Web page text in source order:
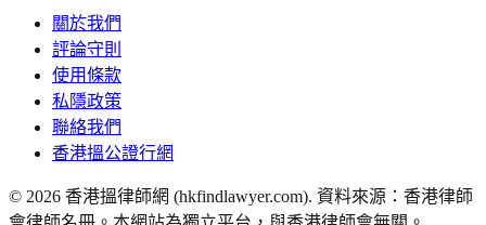
關於我們
評論守則
使用條款
私隱政策
聯絡我們
香港搵公證行網
© 2026 香港搵律師網 (hkfindlawyer.com). 資料來源：香港律師